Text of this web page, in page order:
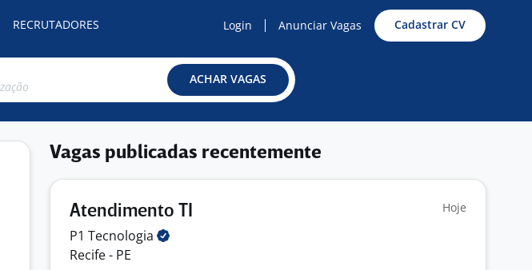
RECRUTADORES Login Anunciar Vagas Cadastrar CV
ACHAR VAGAS
Vagas publicadas recentemente
Atendimento TI Hoje
P1 Tecnologia
Recife - PE